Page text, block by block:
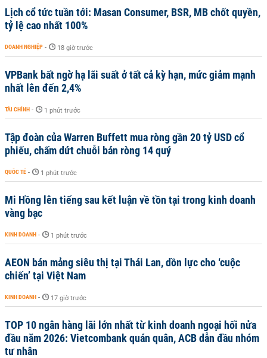
Lịch cổ tức tuần tới: Masan Consumer, BSR, MB chốt quyền,
tỷ lệ cao nhất 100%
DOANH NGHIỆP - 18 giờ trước
VPBank bất ngờ hạ lãi suất ở tất cả kỳ hạn, mức giảm mạnh
nhất lên đến 2,4%
TÀI CHÍNH - 1 phút trước
Tập đoàn của Warren Buffett mua ròng gần 20 tỷ USD cổ
phiếu, chấm dứt chuỗi bán ròng 14 quý
QUỐC TẾ - 1 phút trước
Mi Hồng lên tiếng sau kết luận về tồn tại trong kinh doanh
vàng bạc
KINH DOANH - 1 phút trước
AEON bán mảng siêu thị tại Thái Lan, dồn lực cho ‘cuộc
chiến’ tại Việt Nam
KINH DOANH - 17 giờ trước
TOP 10 ngân hàng lãi lớn nhất từ kinh doanh ngoại hối nửa
đầu năm 2026: Vietcombank quán quân, ACB dẫn đầu nhóm
tư nhân